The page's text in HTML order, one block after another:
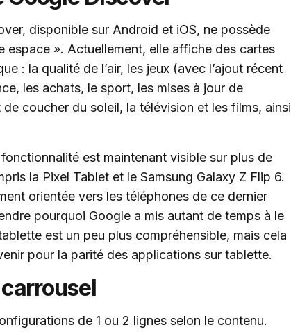
disponible sur Android et iOS, ne possède
espace ». Actuellement, elle affiche des cartes
: la qualité de l’air, les jeux (avec l’ajout récent
les achats, le sport, les mises à jour de
coucher du soleil, la télévision et les films, ainsi
fonctionnalité est maintenant visible sur plus de
la Pixel Tablet et le Samsung Galaxy Z Flip 6.
orientée vers les téléphones de ce dernier
pourquoi Google a mis autant de temps à le
est un peu plus compréhensible, mais cela
pour la parité des applications sur tablette.
de 1 ou 2 lignes selon le contenu.